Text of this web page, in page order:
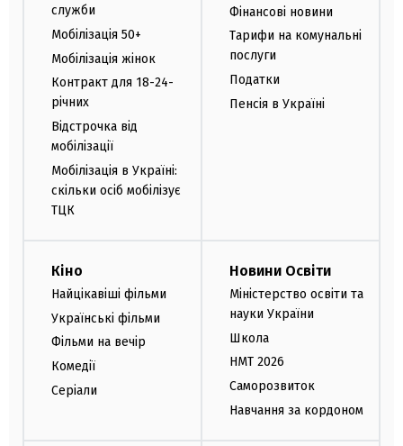
служби
Мобілізація 50+
Мобілізація жінок
Контракт для 18-24-
річних
Відстрочка від
мобілізації
Мобілізація в Україні:
скільки осіб мобілізує
ТЦК
Фінансові новини
Тарифи на комунальні
послуги
Податки
Пенсія в Україні
Кіно
Найцікавіші фільми
Українські фільми
Фільми на вечір
Комедії
Серіали
Новини Освіти
Міністерство освіти та
науки України
Школа
НМТ 2026
Саморозвиток
Навчання за кордоном